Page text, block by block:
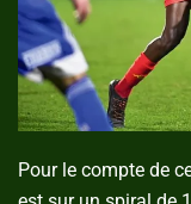
Pour le compte de